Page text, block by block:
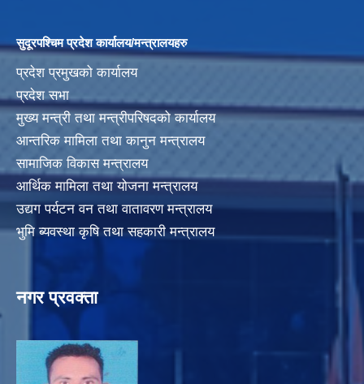
सुदूरपश्चिम प्रदेश कार्यालय/मन्त्रालयहरु
प्रदेश प्रमुखको कार्यालय
प्रदेश सभा
मुख्य मन्त्री तथा मन्त्रीपरिषदको कार्यालय
आन्तरिक मामिला तथा कानुन मन्त्रालय
सामाजिक विकास मन्त्रालय
आर्थिक मामिला तथा योजना मन्त्रालय
उद्यग पर्यटन वन तथा वातावरण मन्त्रालय
भुमि ब्यवस्था कृषि तथा सहकारी मन्त्रालय
नगर प्रवक्ता